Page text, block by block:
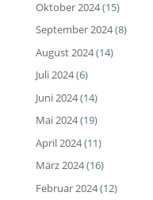
Oktober 2024(15)
September 2024(8)
August 2024(14)
Juli 2024(6)
Juni 2024(14)
Mai 2024(19)
April 2024(11)
März 2024(16)
Februar 2024(12)